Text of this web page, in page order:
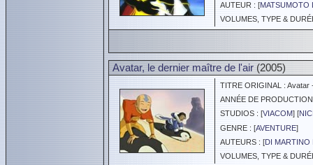
AUTEUR : [MATSUMOTO
VOLUMES, TYPE &
Avatar, le dernier maître de l'air (2005)
TITRE ORIGINAL : Avatar
ANNÉE DE
STUDIOS : [VIACOM] [
GENRE : [AVENTURE]
AUTEURS : [DI MARTINO
VOLUMES, TYPE &